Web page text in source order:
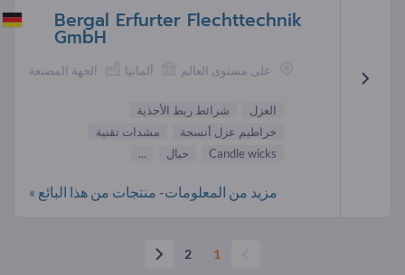
Bergal Erfurter Flechttechnik
GmbH
الجهة المصنعة ألمانيا على مستوى العالم
العزل
شرائط ربط الأحذية
خراطيم عزل أنسجة
مشدات تقنية
Candle wicks
حبال ...
مزيد من المعلومات- منتجات من هذا البائع »
1
2